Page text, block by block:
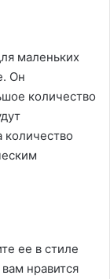
маленьких
Он
количество
количество
ее в стиле
нравится